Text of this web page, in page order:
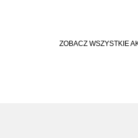
ZOBACZ WSZYSTKIE